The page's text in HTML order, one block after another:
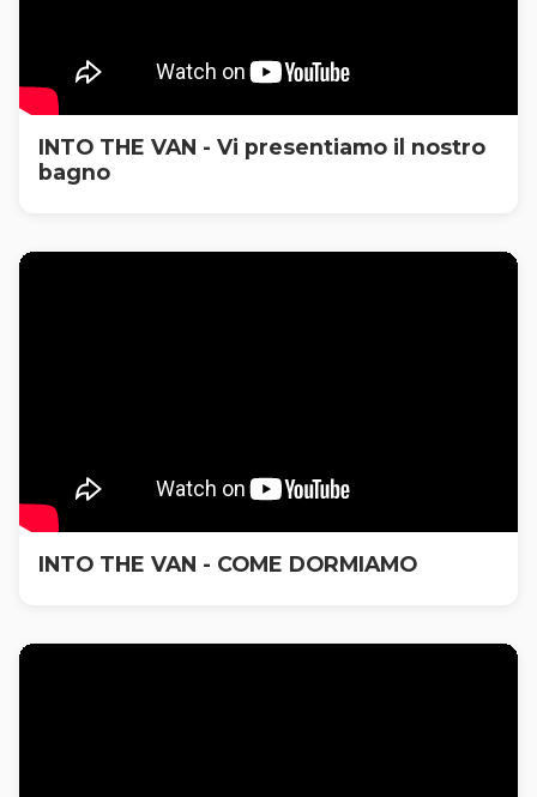
INTO THE VAN - Vi presentiamo il nostro
bagno
INTO THE VAN - COME DORMIAMO